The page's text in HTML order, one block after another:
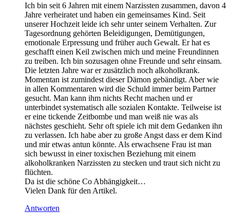
Ich bin seit 6 Jahren mit einem Narzissten zusammen, davon 4
Jahre verheiratet und haben ein gemeinsames Kind. Seit
unserer Hochzeit leide ich sehr unter seinem Verhalten. Zur
Tagesordnung gehörten Beleidigungen, Demütigungen,
emotionale Erpressung und früher auch Gewalt. Er hat es
geschafft einen Keil zwischen mich und meine Freundinnen
zu treiben. Ich bin sozusagen ohne Freunde und sehr einsam.
Die letzten Jahre war er zusätzlich noch alkoholkrank.
Momentan ist zumindest dieser Dämon gebändigt. Aber wie
in allen Kommentaren wird die Schuld immer beim Partner
gesucht. Man kann ihm nichts Recht machen und er
unterbindet systematisch alle sozialen Kontakte. Teilweise ist
er eine tickende Zeitbombe und man weiß nie was als
nächstes geschieht. Sehr oft spiele ich mit dem Gedanken ihn
zu verlassen. Ich habe aber zu große Angst dass er dem Kind
und mir etwas antun könnte. Als erwachsene Frau ist man
sich bewusst in einer toxischen Beziehung mit einem
alkoholkranken Narzissten zu stecken und traut sich nicht zu
flüchten.
Da ist die schöne Co Abhängigkeit…
Vielen Dank für den Artikel.
Antworten